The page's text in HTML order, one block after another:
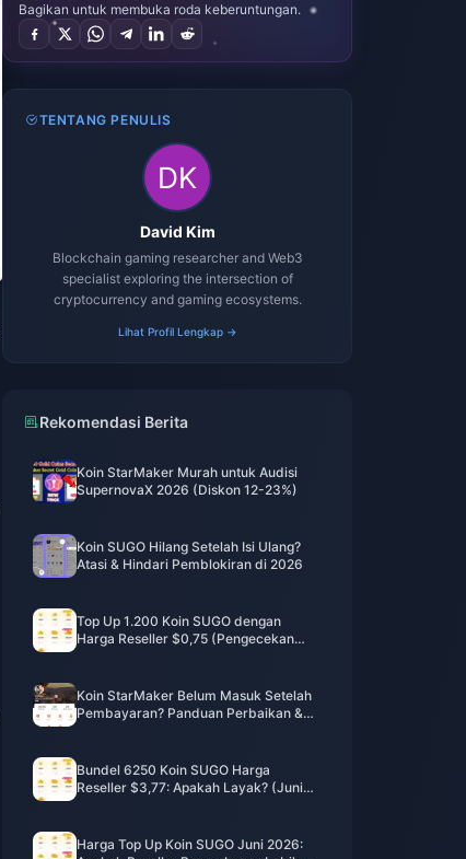
Bagikan untuk membuka roda keberuntungan.
TENTANG PENULIS
David Kim
Blockchain gaming researcher and Web3
specialist exploring the intersection of
cryptocurrency and gaming ecosystems.
Lihat Profil Lengkap →
Rekomendasi Berita
Koin StarMaker Murah untuk Audisi
SupernovaX 2026 (Diskon 12-23%)
Koin SUGO Hilang Setelah Isi Ulang?
Atasi & Hindari Pemblokiran di 2026
Top Up 1.200 Koin SUGO dengan
Harga Reseller $0,75 (Pengecekan
Koin StarMaker Belum Masuk Setelah
Pembayaran? Panduan Perbaikan &
Bundel 6250 Koin SUGO Harga
Reseller $3,77: Apakah Layak? (Juni
Harga Top Up Koin SUGO Juni 2026: